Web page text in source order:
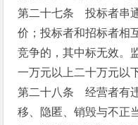
第二十七条 投标者串
价；投标者和招标者相
竞争的，其中标无效。
一万元以上二十万元以
第二十八条 经营者有
移、隐匿、销毁与不正